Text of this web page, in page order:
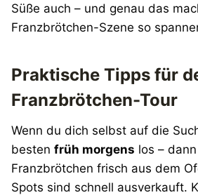
Süße auch – und genau das
Franzbrötchen-Szene so
Praktische Tipps für
Franzbrötchen-Tour
Wenn du dich selbst auf die
besten früh morgens los –
Franzbrötchen frisch aus dem
Spots sind schnell ausverkauft.